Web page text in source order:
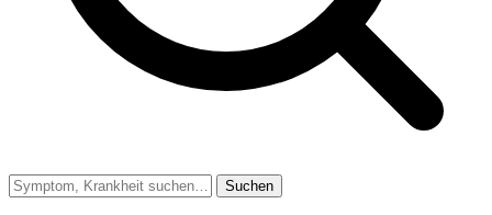
Suchen